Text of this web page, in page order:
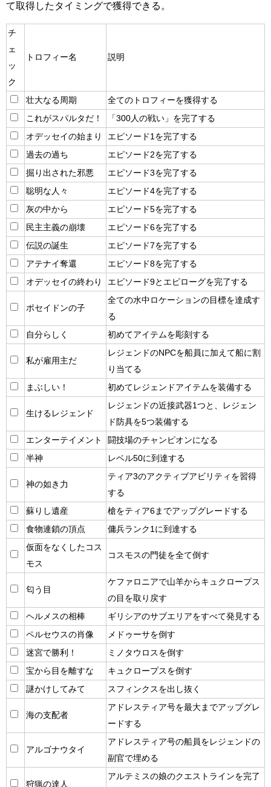
て取得したタイミングで獲得できる。
チ
ェ
ッ
ク
トロフィー名 説明
壮大なる周期
全てのトロフィーを獲得する
これがスパルタだ！
「300人の戦い」を完了する
オデッセイの始まり
エピソード1を完了する
過去の過ち
エピソード2を完了する
掘り出された邪悪
エピソード3を完了する
聡明な人々
エピソード4を完了する
灰の中から
エピソード5を完了する
民主主義の崩壊
エピソード6を完了する
伝説の誕生
エピソード7を完了する
アテナイ奪還
エピソード8を完了する
オデッセイの終わり
エピソード9とエピローグを完了する
ポセイドンの子
全ての水中ロケーションの目標を達成す
る
自分らしく
初めてアイテムを彫刻する
私が雇用主だ
レジェンドのNPCを船員に加えて船に割
り当てる
まぶしい！
初めてレジェンドアイテムを装備する
生けるレジェンド
レジェンドの近接武器1つと、レジェン
ド防具を5つ装備する
エンターテイメント
闘技場のチャンピオンになる
半神
レベル50に到達する
神の如き力
ティア3のアクティブアビリティを習得
する
蘇りし遺産
槍をティア6までアップグレードする
食物連鎖の頂点
傭兵ランク1に到達する
仮面をなくしたコス
モス
コスモスの門徒を全て倒す
匂う目
ケファロニアで山羊からキュクロープス
の目を取り戻す
ヘルメスの相棒
ギリシアのサブエリアをすべて発見する
ペルセウスの肖像
メドゥーサを倒す
迷宮で勝利！
ミノタウロスを倒す
宝から目を離すな
キュクロープスを倒す
謎かけしてみて
スフィンクスを出し抜く
海の支配者
アドレスティア号を最大までアップグレ
ードする
アルゴナウタイ
アドレスティア号の船員をレジェンドの
副官で埋める
狩猟の達人
アルテミスの娘のクエストラインを完了